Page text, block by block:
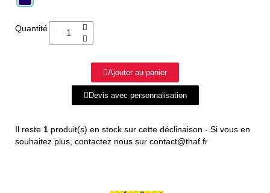
Quantité
Ajouter au panier
Devis avec personnalisation
Il reste 1 produit(s) en stock sur cette déclinaison - Si vous en
souhaitez plus, contactez nous sur contact@thaf.fr